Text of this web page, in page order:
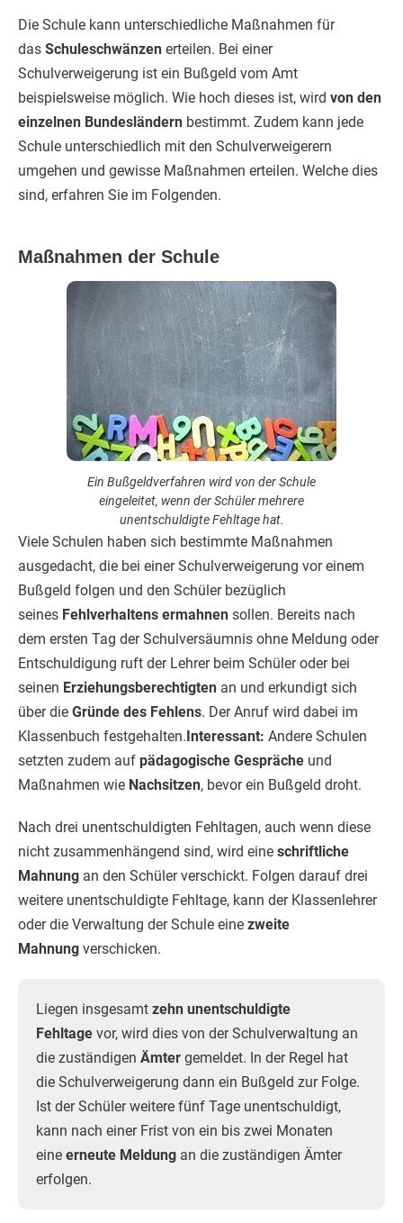
Die Schule kann unterschiedliche Maßnahmen für
das Schuleschwänzen erteilen. Bei einer
Schulverweigerung ist ein Bußgeld vom Amt
beispielsweise möglich. Wie hoch dieses ist, wird von den
einzelnen Bundesländern bestimmt. Zudem kann jede
Schule unterschiedlich mit den Schulverweigerern
umgehen und gewisse Maßnahmen erteilen. Welche dies
sind, erfahren Sie im Folgenden.
Maßnahmen der Schule
Ein Bußgeldverfahren wird von der Schule
eingeleitet, wenn der Schüler mehrere
unentschuldigte Fehltage hat.
Viele Schulen haben sich bestimmte Maßnahmen
ausgedacht, die bei einer Schulverweigerung vor einem
Bußgeld folgen und den Schüler bezüglich
seines Fehlverhaltens ermahnen sollen. Bereits nach
dem ersten Tag der Schulversäumnis ohne Meldung oder
Entschuldigung ruft der Lehrer beim Schüler oder bei
seinen Erziehungsberechtigten an und erkundigt sich
über die Gründe des Fehlens. Der Anruf wird dabei im
Klassenbuch festgehalten. Interessant: Andere Schulen
setzten zudem auf pädagogische Gespräche und
Maßnahmen wie Nachsitzen, bevor ein Bußgeld droht.
Nach drei unentschuldigten Fehltagen, auch wenn diese
nicht zusammenhängend sind, wird eine schriftliche
Mahnung an den Schüler verschickt. Folgen darauf drei
weitere unentschuldigte Fehltage, kann der Klassenlehrer
oder die Verwaltung der Schule eine zweite
Mahnung verschicken.
Liegen insgesamt zehn unentschuldigte
Fehltage vor, wird dies von der Schulverwaltung an
die zuständigen Ämter gemeldet. In der Regel hat
die Schulverweigerung dann ein Bußgeld zur Folge.
Ist der Schüler weitere fünf Tage unentschuldigt,
kann nach einer Frist von ein bis zwei Monaten
eine erneute Meldung an die zuständigen Ämter
erfolgen.